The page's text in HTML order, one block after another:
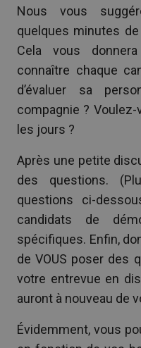
Nous vous
quelques minutes
Cela vous donnera
connaître chaque
d’évaluer sa
compagnie ?
les jours ?
Après une petite
des questions.
questions ci-
candidats de
spécifiques. Enfin,
de VOUS poser des
votre entrevue en
auront à nouveau de
Évidemment, vous